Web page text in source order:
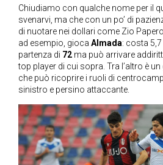
Chiudiamo con qualche nome per il
svenarvi, ma che con un po’ di
di nuotare nei dollari come Zio
ad esempio, gioca Almada: costa
partenza di 72 ma può arrivare
top player di cui sopra. Tra l’altro è
che può ricoprire i ruoli di
sinistro e persino attaccante.